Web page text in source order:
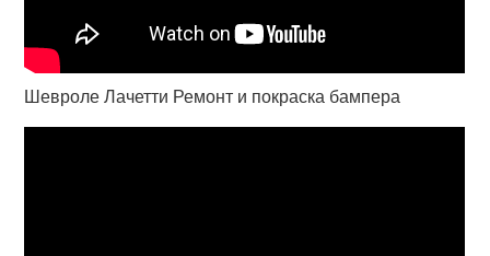
Шевроле Лачетти Ремонт и покраска бампера